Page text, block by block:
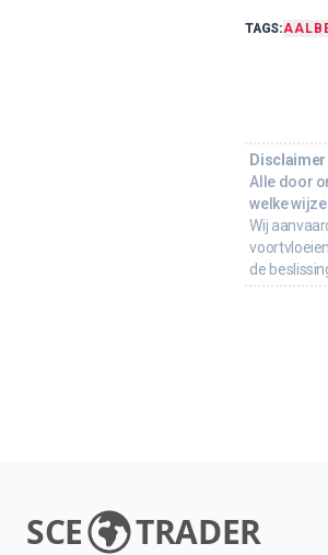
TAGS:
Disclaimer
Alle door
welke
Wij
de
SCE TRADER